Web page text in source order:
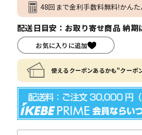
48回まで金利手数料無料!かん
配送日目安：お取り寄せ商品 納期
お気に入りに追加
使えるクーポンあるかも"クーポ